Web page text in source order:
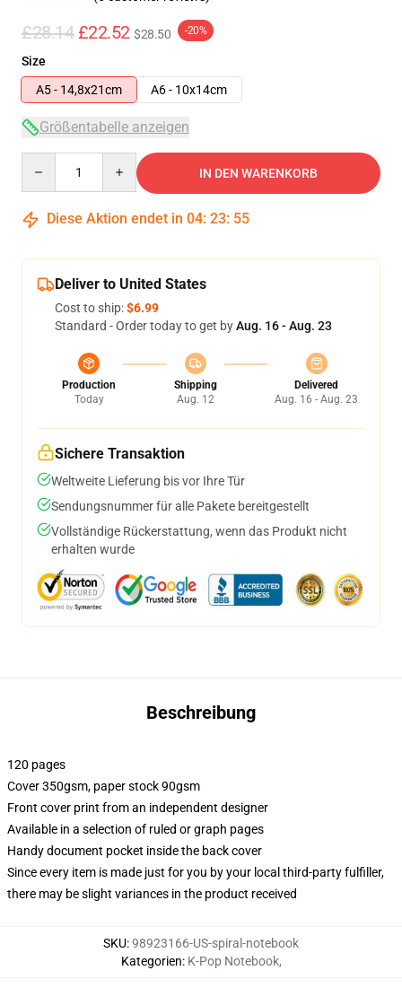
£28.14 £22.52 $28.50 -20%
Size
A5 - 14,8x21cm
A6 - 10x14cm
Größentabelle anzeigen
IN DEN WARENKORB
Diese Aktion endet in 04: 23: 54
Deliver to United States
Cost to ship:$6.99
Standard - Order today to get byAug. 16 - Aug. 23
Production
Today
Shipping
Aug. 12
Delivered
Aug. 16 - Aug. 23
Sichere Transaktion
Weltweite Lieferung bis vor Ihre Tür
Sendungsnummer für alle Pakete bereitgestellt
Vollständige Rückerstattung, wenn das Produkt nicht
erhalten wurde
Beschreibung
120 pages
Cover 350gsm, paper stock 90gsm
Front cover print from an independent designer
Available in a selection of ruled or graph pages
Handy document pocket inside the back cover
Since every item is made just for you by your local third-party fulfiller,
there may be slight variances in the product received
SKU:98923166-US-spiral-notebook
Kategorien: K-Pop Notebook,